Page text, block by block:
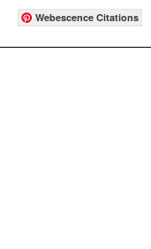
Webescence Citations